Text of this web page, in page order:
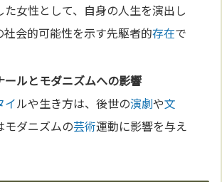
た女性として、自身の人生を演出し
社会的可能性を示す先駆者的存在で
ールとモダニズムへの影響
イルや生き方は、後世の演劇や文
モダニズムの芸術運動に影響を与え